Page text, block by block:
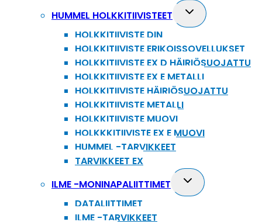
HUMMEL HOLKKITIIVISTEET
Toggle
child
HOLKKITIIVISTE DIN
HOLKKITIIVISTE ERIKOISSOVELLUKSET
HOLKKITIIVISTE EX D HÄIRIÖSUOJATTU
HOLKKITIIVISTE EX E METALLI
HOLKKITIIVISTE HÄIRIÖSUOJATTU
HOLKKITIIVISTE METALLI
HOLKKITIIVISTE MUOVI
HOLKKKITIIVISTE EX E MUOVI
HUMMEL -TARVIKKEET
TARVIKKEET EX
ILME -MONINAPALIITTIMET
Toggle
child
DATALIITTIMET
ILME -TARVIKKEET